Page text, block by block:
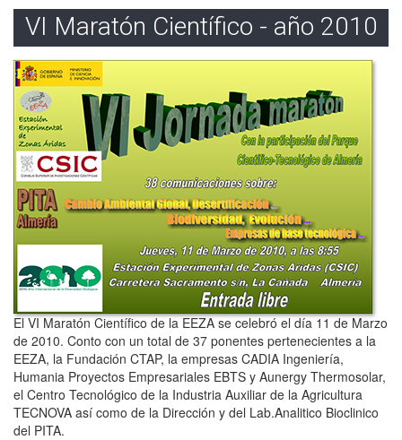
VI Maratón Científico - año 2010
El VI Maratón Científico de la EEZA se celebró el día 11 de Marzo
de 2010. Conto con un total de 37 ponentes pertenecientes a la
EEZA, la Fundación CTAP, la empresas CADIA Ingeniería,
Humania Proyectos Empresariales EBTS y Aunergy Thermosolar,
el Centro Tecnológico de la Industria Auxiliar de la Agricultura
TECNOVA así como de la Dirección y del Lab.Analitico Bioclinico
del PITA.